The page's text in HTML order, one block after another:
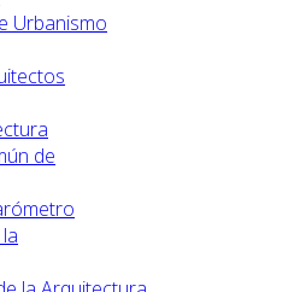
Urbanismo
de